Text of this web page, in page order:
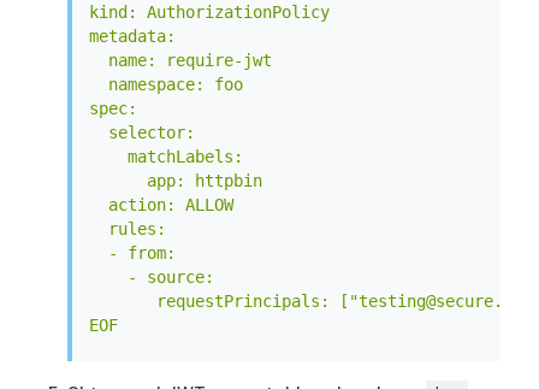
kind: AuthorizationPolicy
metadata:
  name: require-jwt
  namespace: foo
spec:
  selector:
    matchLabels:
      app: httpbin
  action: ALLOW
  rules:
  - from:
    - source:
requestPrincipals:
EOF